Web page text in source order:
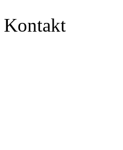
Kontakt